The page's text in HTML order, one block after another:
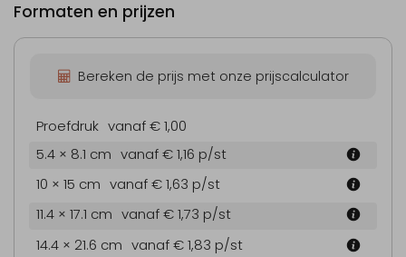
Formaten en prijzen
Bereken de prijs met onze prijscalculator
Proefdruk vanaf € 1,00
5.4 × 8.1 cm vanaf € 1,16 p/st
10 × 15 cm vanaf € 1,63 p/st
11.4 × 17.1 cm vanaf € 1,73 p/st
14.4 × 21.6 cm vanaf € 1,83 p/st